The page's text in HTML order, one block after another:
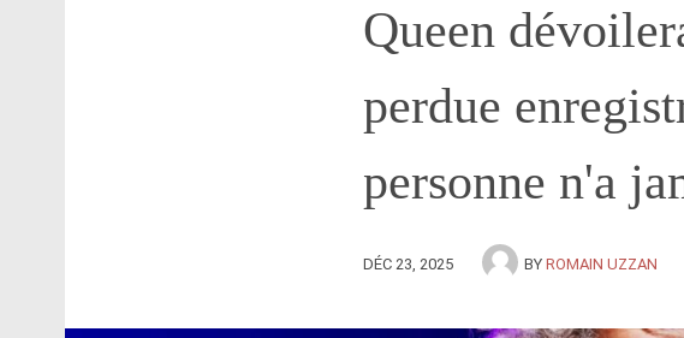
Queen
perdue
personne n'a
DÉC 23, 2025 BY ROMAIN UZZAN